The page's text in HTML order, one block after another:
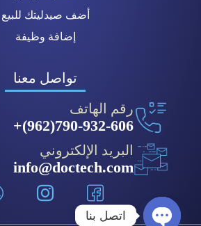
أضف صيدليتك للبيع
إضافة وظيفة
تواصل معنا
رقم الهاتف
790-932-606(962)+
البريد الإلكتروني
info@doctech.com
اتصل بنا